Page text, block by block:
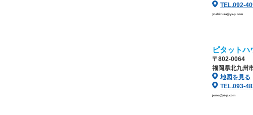
TEL.092-
yoshizuka@ys-p.com
ピタットハ
〒802-0064
福岡県北九州
地図を見る
TEL.093-
jono@ys-p.com